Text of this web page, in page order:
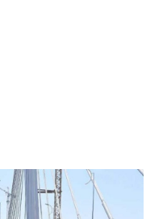
الرئيس عبد الفتاح